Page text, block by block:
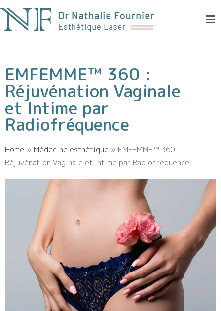
EMFEMME™ 360 :
Réjuvénation Vaginale
et Intime par
Radiofréquence
Home » Médecine esthétique » EMFEMME™ 360 :
Réjuvénation Vaginale et Intime par Radiofréquence